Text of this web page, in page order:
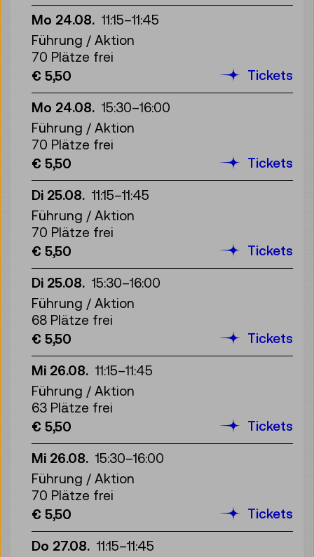
Mo 24.08. 11:15–11:45
Führung / Aktion
70 Plätze frei
€ 5,50
Tickets
Mo 24.08. 15:30–16:00
Führung / Aktion
70 Plätze frei
€ 5,50
Tickets
Di 25.08. 11:15–11:45
Führung / Aktion
70 Plätze frei
€ 5,50
Tickets
Di 25.08. 15:30–16:00
Führung / Aktion
68 Plätze frei
€ 5,50
Tickets
Mi 26.08. 11:15–11:45
Führung / Aktion
63 Plätze frei
€ 5,50
Tickets
Mi 26.08. 15:30–16:00
Führung / Aktion
70 Plätze frei
€ 5,50
Tickets
Do 27.08. 11:15–11:45